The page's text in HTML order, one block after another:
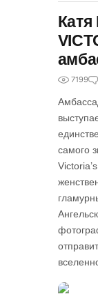
Катя
7199
самого